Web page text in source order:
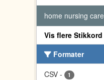
home nursing care
Vis flere Stikkord
Formater
CSV - 1